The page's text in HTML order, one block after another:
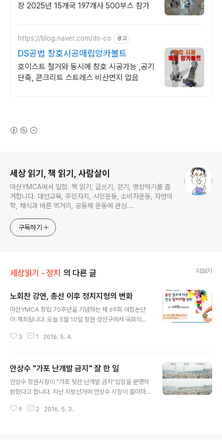
장 2025년 15개국 197개사 500부스 참가
https://blog.naver.com/ds-co 광고
DS공법 창호시공매립앙카볼트
호이스트 철거와 동시에 창호 시공가능 ,공기
단축, 콘크리트 스트레스 비산먼지 없음
세상 읽기, 책 읽기, 사람살이
마산YMCA에서 일함. 책 읽기, 글쓰기, 걷기, 명상하기를 즐
겨합니다. 대안교육, 주민자치, 시민운동, 소비자운동, 자연의
학, 채식과 바른 먹거리, 공동체 운동에 관심.
http://www.facebook.com/ymcaman
구독하기
세상읽기 - 정치 의 다른 글 더보기
노회찬 강연, 총선 이후 정치지형의 변화
마산YMCA 창립 70주년을 기념하는 제 69회 아침논단
이 개최됩니다. 오늘 5월 10일 창원 성산구에서 국회의원
이야기를 들어봅니다. 이번 아침논단은 지난 총선 전에 약
을 하겠다"는 약속을 받은 바 있습니다. 노회찬 당선자는
국회에서는 진보진영을 대표하는 의원으로 활동하였고, 원
외에 있을 때는 정치인이기도 하였지만 한편으로는 진보진
대 총선으로 새누리당의 독주가 무너졌지만, 원내 4당 중
3 1 2016. 5. 4.
안상수 "가포 난개발 금지" 잘 한 일
안상수 창원시장이 "가포 뒷산 난개발 금지"입장을 분명히
밝혔다고 합니다. 지난 지방선거에 안상수 시장이 출마하
혔습니다만, 적어도 창원도시철도 포기와 가포 뒷산 난개
9 2 2016. 5. 3.